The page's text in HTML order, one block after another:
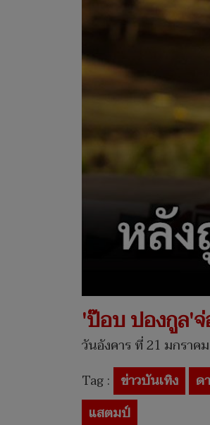
'ป๊อบ ปองกูล'จ่
วันอังคาร ที่ 21 มกราค
Tag : ข่าวบันเทิง ด
แสตมป์